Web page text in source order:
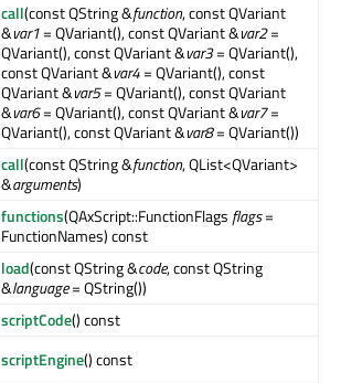
call(const QString &function, const QVariant
&var1= QVariant(), const QVariant &var2=
QVariant(), const QVariant &var3= QVariant(),
const QVariant &var4= QVariant(), const
QVariant &var5= QVariant(), const QVariant
&var6= QVariant(), const QVariant &var7=
QVariant(), const QVariant &var8= QVariant())
call(const QString &function, QList<QVariant>
&arguments)
functions(QAxScript::FunctionFlags flags=
FunctionNames) const
load(const QString &code, const QString
&language= QString())
scriptCode() const
scriptEngine() const